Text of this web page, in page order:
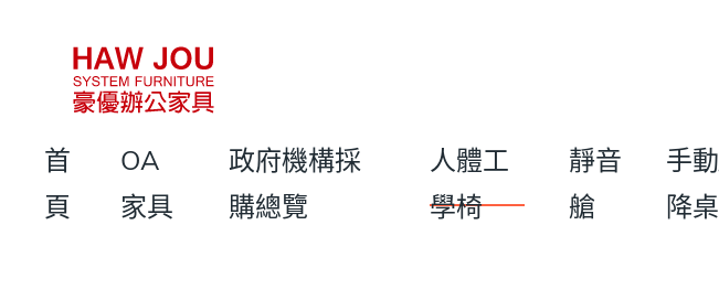
首
頁
OA
家具
政府機構採
購總覽
人體工
學椅
靜音
艙
手
降桌